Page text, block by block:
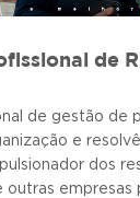
de
de gestão de
e
dos
outras empresas